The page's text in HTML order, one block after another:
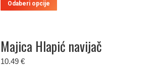
Odaberi opcije
proizvod
varijanti.
Opcije
Majica Hlapić navijač
10.49 €